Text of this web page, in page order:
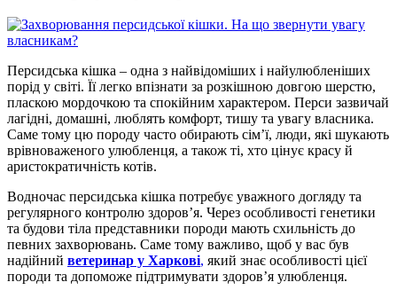
Персидська кішка – одна з найвідоміших і найулюбленіших
порід у світі. Її легко впізнати за розкішною довгою шерстю,
пласкою мордочкою та спокійним характером. Перси зазвичай
лагідні, домашні, люблять комфорт, тишу та увагу власника.
Саме тому цю породу часто обирають сім’ї, люди, які шукають
врівноваженого улюбленця, а також ті, хто цінує красу й
аристократичність котів.
Водночас персидська кішка потребує уважного догляду та
регулярного контролю здоров’я. Через особливості генетики
та будови тіла представники породи мають схильність до
певних захворювань. Саме тому важливо, щоб у вас був
надійний ветеринар у Харкові, який знає особливості цієї
породи та допоможе підтримувати здоров’я улюбленця.